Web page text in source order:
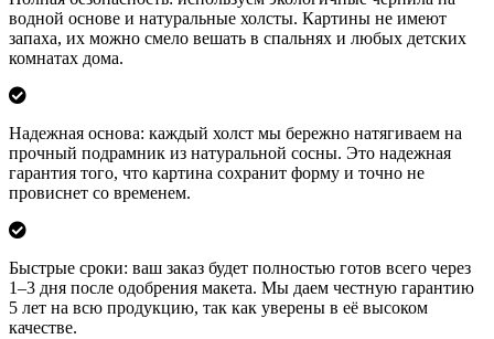
водной основе и натуральные холсты. Картины не имеют
запаха, их можно смело вешать в спальнях и любых детских
комнатах дома.
Надежная основа: каждый холст мы бережно натягиваем на
прочный подрамник из натуральной сосны. Это надежная
гарантия того, что картина сохранит форму и точно не
провиснет со временем.
Быстрые сроки: ваш заказ будет полностью готов всего через
1–3 дня после одобрения макета. Мы даем честную гарантию
5 лет на всю продукцию, так как уверены в её высоком
качестве.